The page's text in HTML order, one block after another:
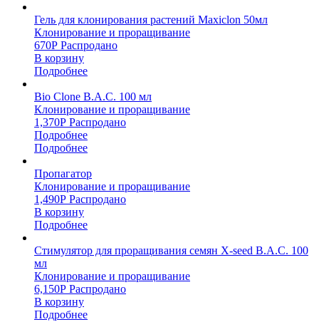
Гель для клонирования растений Maxiclon 50мл
Клонирование и проращивание
670Р Распродано
В корзину
Подробнее
Bio Clone B.A.C. 100 мл
Клонирование и проращивание
1,370Р Распродано
Подробнее
Подробнее
Пропагатор
Клонирование и проращивание
1,490Р Распродано
В корзину
Подробнее
Стимулятор для проращивания семян X-seed B.A.C. 100
мл
Клонирование и проращивание
6,150Р Распродано
В корзину
Подробнее